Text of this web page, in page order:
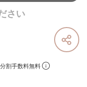
さい
割手数料無料